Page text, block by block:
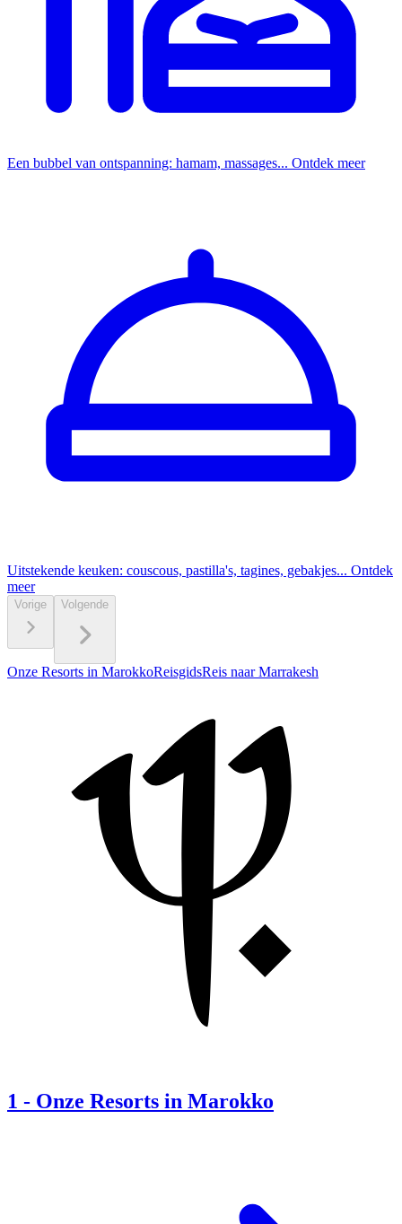
Een bubbel van ontspanning: hamam, massages... Ontdek meer
Uitstekende keuken: couscous, pastilla's, tagines, gebakjes... Ontdek
meer
Vorige Volgende
Onze Resorts in MarokkoReisgidsReis naar Marrakesh
1 - Onze Resorts in Marokko